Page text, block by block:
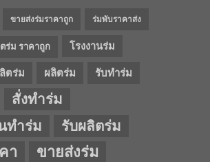
ขายส่งร่มราคาถูก ร่มพับราคาส่ง
ร่ม ราคาถูก โรงงานร่ม
ตร่ม ผลิตร่ม รับทำร่ม
สั่งทำร่ม
ทำร่ม
รับผลิตร่ม
า ขายส่งร่ม